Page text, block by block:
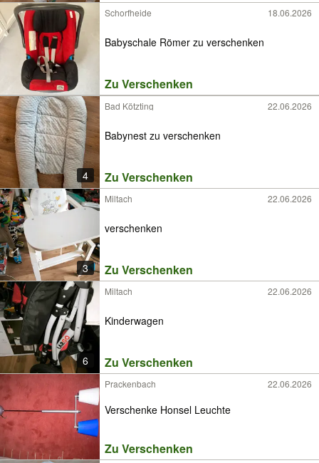
Schorfheide 18.06.2026
Babyschale Römer zu verschenken
Zu Verschenken
4
Bad Kötzting 22.06.2026
Babynest zu verschenken
Zu Verschenken
3
Miltach 22.06.2026
verschenken
Zu Verschenken
6
Miltach 22.06.2026
Kinderwagen
Zu Verschenken
Prackenbach 22.06.2026
Verschenke Honsel Leuchte
Zu Verschenken